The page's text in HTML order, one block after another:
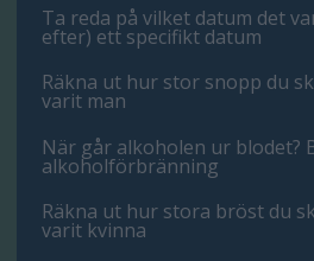
Ta reda på vilket datum det
efter) ett specifikt datum
Räkna ut hur stor snopp du
varit man
När går alkoholen ur blodet?
alkoholförbränning
Räkna ut hur stora bröst du
varit kvinna